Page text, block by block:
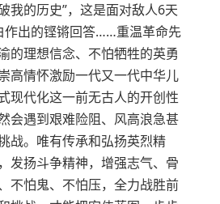
我的历史”，这是面对敌人6天
作出的铿锵回答……重温革命先
的理想信念、不怕牺牲的英勇
高情怀激励一代又一代中华儿
现代化这一前无古人的开创性
会遇到艰难险阻、风高浪急甚
战。唯有传承和弘扬英烈精
发扬斗争精神，增强志气、骨
不怕鬼、不怕压，全力战胜前